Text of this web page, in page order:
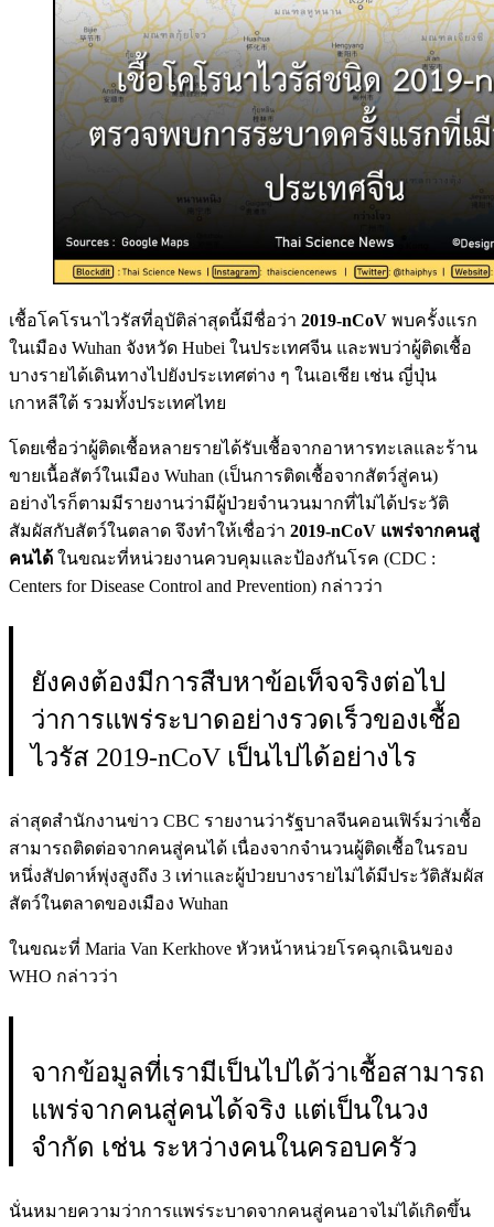
เชื้อโคโรนาไวรัสที่อุบัติล่าสุดนี้มีชื่อว่า 2019-nCoV พบครั้งแรก
ในเมือง Wuhan จังหวัด Hubei ในประเทศจีน และพบว่าผู้ติดเชื้อ
บางรายได้เดินทางไปยังประเทศต่าง ๆ ในเอเชีย เช่น ญี่ปุ่น
เกาหลีใต้ รวมทั้งประเทศไทย
โดยเชื่อว่าผู้ติดเชื้อหลายรายได้รับเชื้อจากอาหารทะเลและร้าน
ขายเนื้อสัตว์ในเมือง Wuhan (เป็นการติดเชื้อจากสัตว์สู่คน)
อย่างไรก็ตามมีรายงานว่ามีผู้ป่วยจำนวนมากที่ไม่ได้ประวัติ
สัมผัสกับสัตว์ในตลาด จึงทำให้เชื่อว่า 2019-nCoV แพร่จากคนสู่
คนได้ ในขณะที่หน่วยงานควบคุมและป้องกันโรค (CDC :
Centers for Disease Control and Prevention) กล่าวว่า
ยังคงต้องมีการสืบหาข้อเท็จจริงต่อไป
ว่าการแพร่ระบาดอย่างรวดเร็วของเชื้อ
ไวรัส 2019-nCoV เป็นไปได้อย่างไร
ล่าสุดสำนักงานข่าว CBC รายงานว่ารัฐบาลจีนคอนเฟิร์มว่าเชื้อ
สามารถติดต่อจากคนสู่คนได้ เนื่องจากจำนวนผู้ติดเชื้อในรอบ
หนึ่งสัปดาห์พุ่งสูงถึง 3 เท่าและผู้ป่วยบางรายไม่ได้มีประวัติสัมผัส
สัตว์ในตลาดของเมือง Wuhan
ในขณะที่ Maria Van Kerkhove หัวหน้าหน่วยโรคฉุกเฉินของ
WHO กล่าวว่า
จากข้อมูลที่เรามีเป็นไปได้ว่าเชื้อสามารถ
แพร่จากคนสู่คนได้จริง แต่เป็นในวง
จำกัด เช่น ระหว่างคนในครอบครัว
นั่นหมายความว่าการแพร่ระบาดจากคนสู่คนอาจไม่ได้เกิดขึ้น